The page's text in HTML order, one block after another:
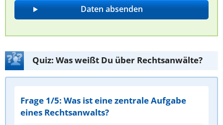
Quiz: Was weißt Du über Rechtsanwälte?
Frage 1/5: Was ist eine zentrale Aufgabe
eines Rechtsanwalts?